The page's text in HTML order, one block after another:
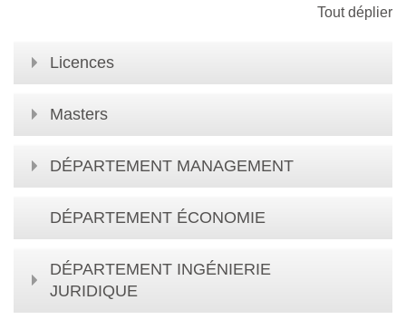
Tout déplier
Licences
Masters
DÉPARTEMENT MANAGEMENT
DÉPARTEMENT ÉCONOMIE
DÉPARTEMENT INGÉNIERIE
JURIDIQUE